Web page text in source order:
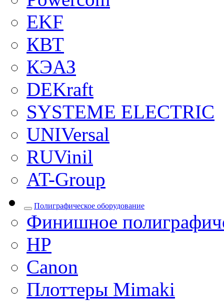
EKF
КВТ
КЭАЗ
DEKraft
SYSTEME ELECTRIC
UNIVersal
RUVinil
AT-Group
Полиграфическое оборудование
Финишное
HP
Canon
Плоттеры Mimaki